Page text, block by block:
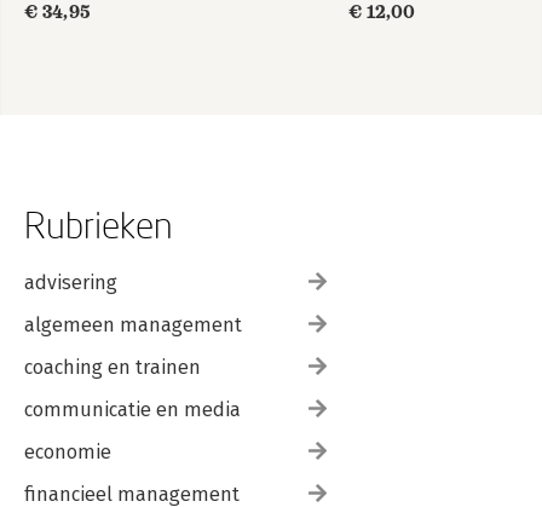
€ 34,95
€ 12,00
Rubrieken
advisering
algemeen management
coaching en trainen
communicatie en media
economie
financieel management